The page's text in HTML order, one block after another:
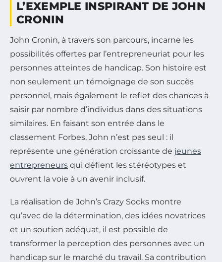
L’EXEMPLE INSPIRANT DE JOHN
CRONIN
John Cronin, à travers son parcours, incarne les
possibilités offertes par l’entrepreneuriat pour les
personnes atteintes de handicap. Son histoire est
non seulement un témoignage de son succès
personnel, mais également le reflet des chances à
saisir par nombre d’individus dans des situations
similaires. En faisant son entrée dans le
classement Forbes, John n’est pas seul : il
représente une génération croissante de jeunes
entrepreneurs qui défient les stéréotypes et
ouvrent la voie à un avenir inclusif.
La réalisation de John’s Crazy Socks montre
qu’avec de la détermination, des idées novatrices
et un soutien adéquat, il est possible de
transformer la perception des personnes avec un
handicap sur le marché du travail. Sa contribution